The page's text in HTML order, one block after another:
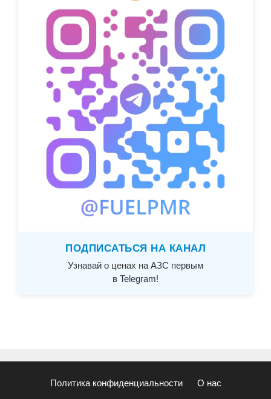
ПОДПИСАТЬСЯ НА КАНАЛ
Узнавай о ценах на АЗС первым
в Telegram!
Политика конфиденциальности О нас